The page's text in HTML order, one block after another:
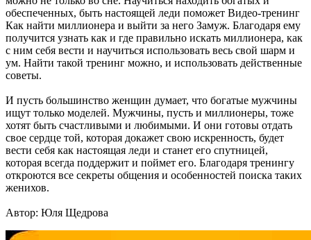
обеспеченных, быть настоящей леди поможет Видео-тренинг
Как найти миллионера и выйти за него Замуж. Благодаря ему
получится узнать как и где правильно искать миллионера, как
с ним себя вести и научиться использовать весь свой шарм и
ум. Найти такой тренинг можно, и использовать действенные
советы.
И пусть большинство женщин думает, что богатые мужчины
ищут только моделей. Мужчины, пусть и миллионеры, тоже
хотят быть счастливыми и любимыми. И они готовы отдать
свое сердце той, которая докажет свою искренность, будет
вести себя как настоящая леди и станет его спутницей,
которая всегда поддержит и поймет его. Благодаря тренингу
откроются все секреты общения и особенностей поиска таких
женихов.
Автор: Юля Щедрова